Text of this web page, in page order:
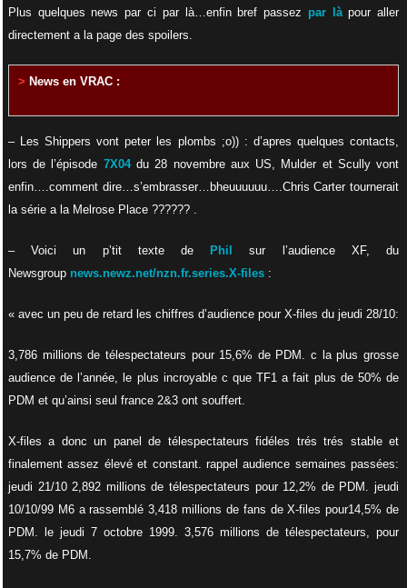
Plus quelques news par ci par là…enfin bref passez par làpour aller
directement a la page des spoilers.
> News en VRAC :
– Les Shippers vont peter les plombs ;o)) : d’apres quelques contacts,
lors de l’épisode 7X04du 28 novembre aux US, Mulder et Scully vont
enfin….comment dire…s’embrasser…bheuuuuuu….Chris Carter tournerait
la série a la Melrose Place ?????? .
– Voici un p’tit texte de Phil
sur l’audience XF, du
Newsgroup news.newz.net/nzn.fr.series.X-files:
« avec un peu de retard les chiffres d’audience pour X-files du jeudi 28/10:
3,786 millions de télespectateurs pour 15,6% de PDM. c la plus grosse
audience de l’année, le plus incroyable c que TF1 a fait plus de 50% de
PDM et qu’ainsi seul france 2&3 ont souffert.
X-files a donc un panel de télespectateurs fidéles trés trés stable et
finalement assez élevé et constant. rappel audience semaines passées:
jeudi 21/10 2,892 millions de télespectateurs pour 12,2% de PDM. jeudi
10/10/99 M6 a rassemblé 3,418 millions de fans de X-files pour14,5% de
PDM. le jeudi 7 octobre 1999. 3,576 millions de télespectateurs, pour
15,7% de PDM.